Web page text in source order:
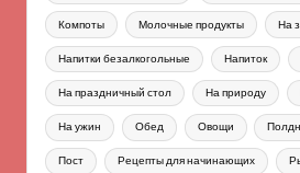
Компоты Молочные продукты На
Напитки безалкогольные Напиток
На праздничный стол На природу
На ужин Обед Овощи
Пост Рецепты для начинающих